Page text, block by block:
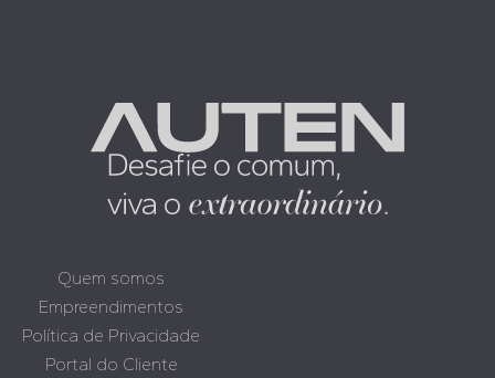
Quem somos
Empreendimentos
Política de Privacidade
Portal do Cliente